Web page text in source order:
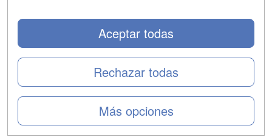
Más opciones
Rechazar todas
Aceptar todas